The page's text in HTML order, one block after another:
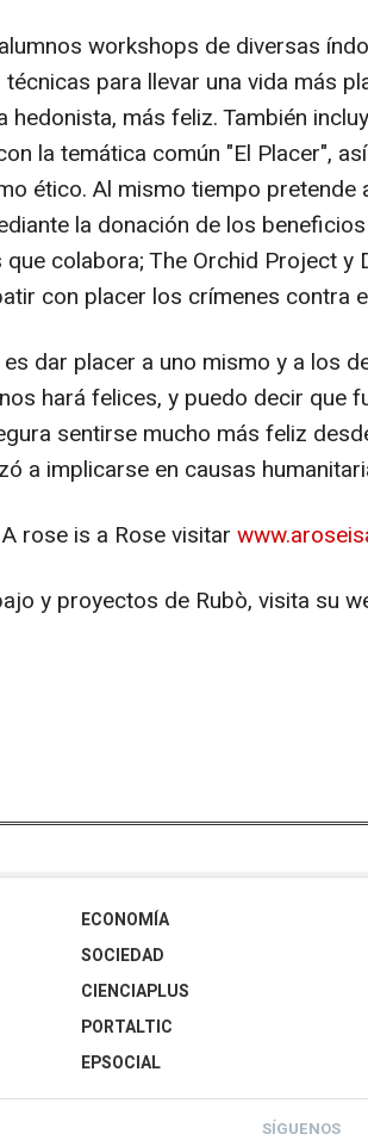
workshops de diversas
para llevar una vida más
más feliz. También
la temática común "El Placer",
ético. Al mismo tiempo pretende
la donación de los
colabora; The Orchid Project y
con placer los crímenes contra
dar placer a uno mismo y a los
hará felices, y puedo decir que
sentirse mucho más feliz
a implicarse en causas
rose is a Rose visitar
y proyectos de Rubò, visita su
ECONOMÍA
SOCIEDAD
CIENCIAPLUS
PORTALTIC
EPSOCIAL
SÍGUENOS